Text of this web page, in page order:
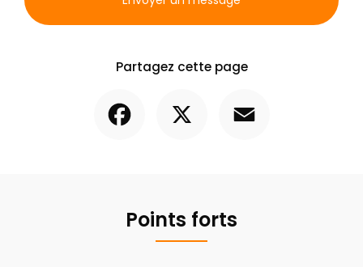
Partagez cette page
Points forts